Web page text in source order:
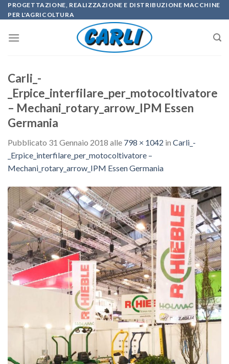
Skip
to
PROGETTAZIONE, REALIZZAZIONE E DISTRIBUZIONE MACCHINE
PER L'AGRICOLTURA
Carli_-
_Erpice_interfilare_per_motocoltivatore
– Mechani_rotary_arrow_IPM Essen
Germania
Pubblicato 31 Gennaio 2018 alle 798 × 1042 in Carli_-
_Erpice_interfilare_per_motocoltivatore –
Mechani_rotary_arrow_IPM Essen Germania